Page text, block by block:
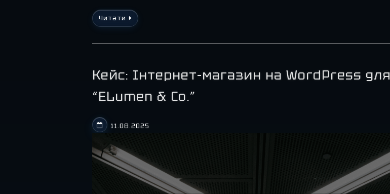
Читати
Кейс: Інтернет-магазин на WordPress для
“ELumen & Co.”
11.08.2025